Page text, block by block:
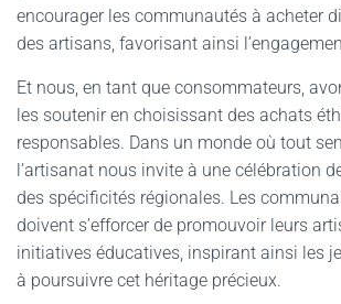
encourager les communautés à acheter
des artisans, favorisant ainsi
Et nous, en tant que consommateurs,
les soutenir en choisissant des achats
responsables. Dans un monde où tout
l’artisanat nous invite à une célébration
des spécificités régionales. Les
doivent s’efforcer de promouvoir leurs
initiatives éducatives, inspirant ainsi les
à poursuivre cet héritage précieux.